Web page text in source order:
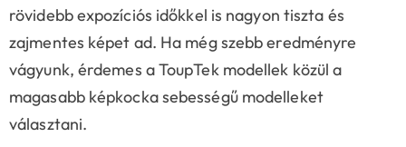
rövidebb expozíciós időkkel is nagyon tiszta és
zajmentes képet ad. Ha még szebb eredményre
vágyunk, érdemes a ToupTek modellek közül a
magasabb képkocka sebességű modelleket
választani.